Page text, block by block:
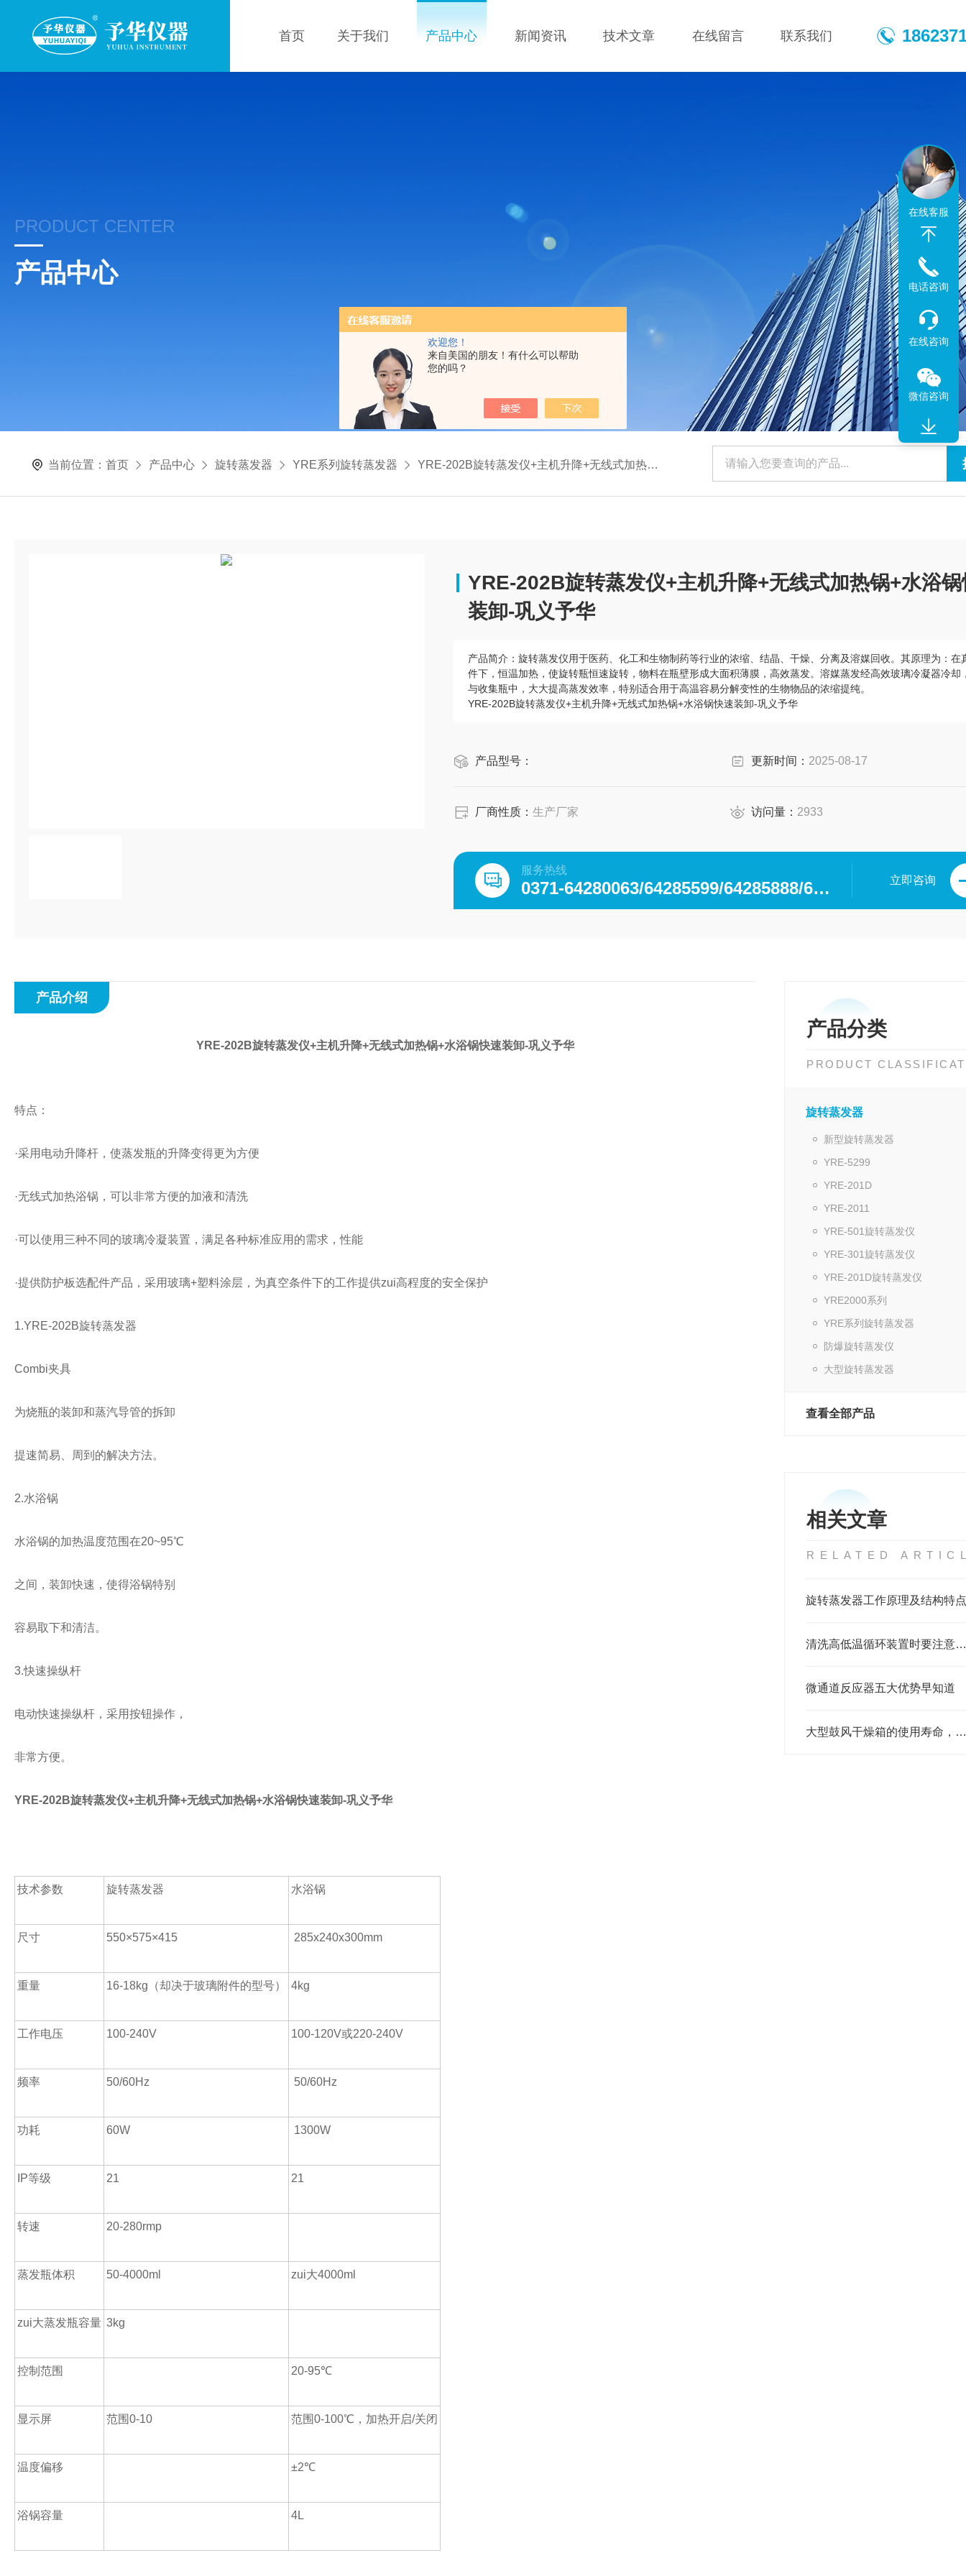
欢迎您！
来自美国的朋友！有什么可以帮助
您的吗？
首页 关于我们 产品中心 新闻资讯 技术文章 在线留言 联系我们
PRODUCT CENTER
产品中心
当前位置：首页 产品中心 旋转蒸发器 YRE系列旋转蒸发器 YRE-202B旋转蒸发仪+主机升降+无线式加热锅+水浴锅快速装卸-巩义予华
YRE-202B旋转蒸发仪+主机升降+无线式加热锅+水浴
装卸-巩义予华
产品简介： 旋转蒸发仪用于医药、化工和生物制药等行业的浓缩、结晶、干燥、分离及溶媒回收。其原理为：在
件下，恒温加热，使旋转瓶恒速旋转，物料在瓶壁形成大面积薄膜，高效蒸发。溶媒蒸发经高效玻璃冷凝器冷却
与收集瓶中，大大提高蒸发效率，特别适合用于高温容易分解变性的生物物品的浓缩提纯。
YRE-202B旋转蒸发仪+主机升降+无线式加热锅+水浴锅快速装卸-巩义予华
产品型号： 更新时间： 2025-08-17
厂商性质： 生产厂家 访问量： 2933
服务热线
0371-64280063/64285599/64285888/64285599/64285318/64285369/64285222 立即咨询
产品分类
PRODUCT
旋转蒸发器
新型旋转蒸发器
YRE-5299
YRE-201D
YRE-2011
YRE-501旋转蒸发仪
YRE-301旋转蒸发仪
YRE-201D旋转蒸发仪
YRE2000系列
YRE系列旋转蒸发器
防爆旋转蒸发仪
大型旋转蒸发器
查看全部产品
相关文章
RELATED
旋转蒸发器工作原理及结构特点
清洗高低温循环装置时要注意哪些事项
微通道反应器五大优势早知道
大型鼓风干燥箱的使用寿命，离不开日常的维护！
产品介绍
YRE-202B旋转蒸发仪+主机升降+无线式加热锅+水浴锅快速装卸-巩义予华
特点：
·采用电动升降杆，使蒸发瓶的升降变得更为方便
·无线式加热浴锅，可以非常方便的加液和清洗
·可以使用三种不同的玻璃冷凝装置，满足各种标准应用的需求，性能
·提供防护板选配件产品，采用玻璃+塑料涂层，为真空条件下的工作提供zui高程度的安全保护
1.YRE-202B旋转蒸发器
Combi夹具
为烧瓶的装卸和蒸汽导管的拆卸
提速简易、周到的解决方法。
2.水浴锅
水浴锅的加热温度范围在20~95℃
之间，装卸快速，使得浴锅特别
容易取下和清洁。
3.快速操纵杆
电动快速操纵杆，采用按钮操作，
非常方便。
YRE-202B旋转蒸发仪+主机升降+无线式加热锅+水浴锅快速装卸-巩义予华
技术参数 旋转蒸发器 水浴锅
尺寸 550×575×415 285x240x300mm
重量 16-18kg （却决于玻璃附件的型号） 4kg
工作电压 100-240V 100-120V或220-240V
频率 50/60Hz 50/60Hz
功耗 60W 1300W
IP等级 21 21
转速 20-280rmp
蒸发瓶体积 50-4000ml zui大4000ml
zui大蒸发瓶容量 3kg
控制范围 20-95℃
显示屏 范围0-10 范围0-100℃，加热开启/关闭
温度偏移 ±2℃
浴锅容量 4L
在线客服
电话咨询
在线咨询
微信咨询